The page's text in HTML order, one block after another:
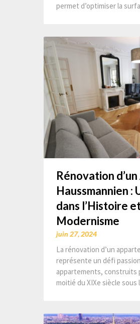
permet d’optimiser la
Rénovation
Haussmannien :
dans l’Histoire
Modernisme
juin 27, 2024
La rénovation d’un
représente un défi
appartements, construits
moitié du XIXe siècle